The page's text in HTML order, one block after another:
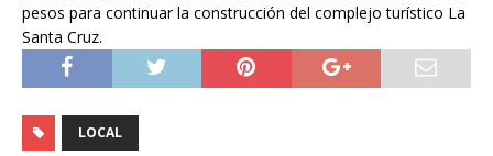
pesos para continuar la construcción del complejo turístico La
Santa Cruz.
LOCAL